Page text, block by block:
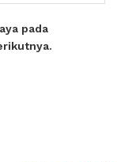
pada